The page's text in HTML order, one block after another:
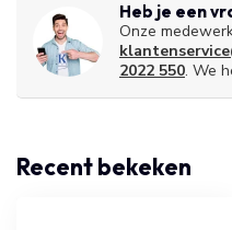
Heb je een
Onze
2022 550. We
Recent bekeken